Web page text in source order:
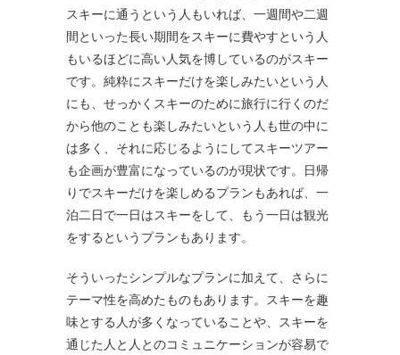
スキーに通うという人もいれば、一週間や二週
間といった長い期間をスキーに費やすという人
もいるほどに高い人気を博しているのがスキー
です。純粋にスキーだけを楽しみたいという人
にも、せっかくスキーのために旅行に行くのだ
から他のことも楽しみたいという人も世の中に
は多く、それに応じるようにしてスキーツアー
も企画が豊富になっているのが現状です。日帰
りでスキーだけを楽しめるプランもあれば、一
泊二日で一日はスキーをして、もう一日は観光
をするというプランもあります。
そういったシンプルなプランに加えて、さらに
テーマ性を高めたものもあります。スキーを趣
味とする人が多くなっていることや、スキーを
通じた人と人とのコミュニケーションが容易で